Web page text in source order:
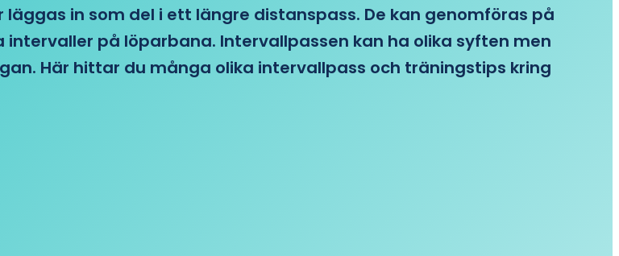
in som del i ett längre distanspass. De kan genomföras på
på löparbana. Intervallpassen kan ha olika syften men
Här hittar du många olika intervallpass och träningstips kring